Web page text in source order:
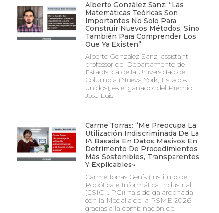
Alberto González Sanz: “Las
Matemáticas Teóricas Son
Importantes No Solo Para
Construir Nuevos Métodos, Sino
También Para Comprender Los
Que Ya Existen”
Alberto González Sanz, assistant
professor del Departamento de
Estadística de la Universidad de
Columbia (Nueva York, Estados
Unidos), es el ganador del Premio
José Luis
Carme Torras: “Me Preocupa La
Utilización Indiscriminada De La
IA Basada En Datos Masivos En
Detrimento De Procedimientos
Más Sostenibles, Transparentes
Y Explicables»
Carme Torras Genís (Instituto de
Robótica e Informática Industrial
(CSIC-UPC)) ha sido galardonada
con la Medalla de la RSME 2026
gracias a la combinación de